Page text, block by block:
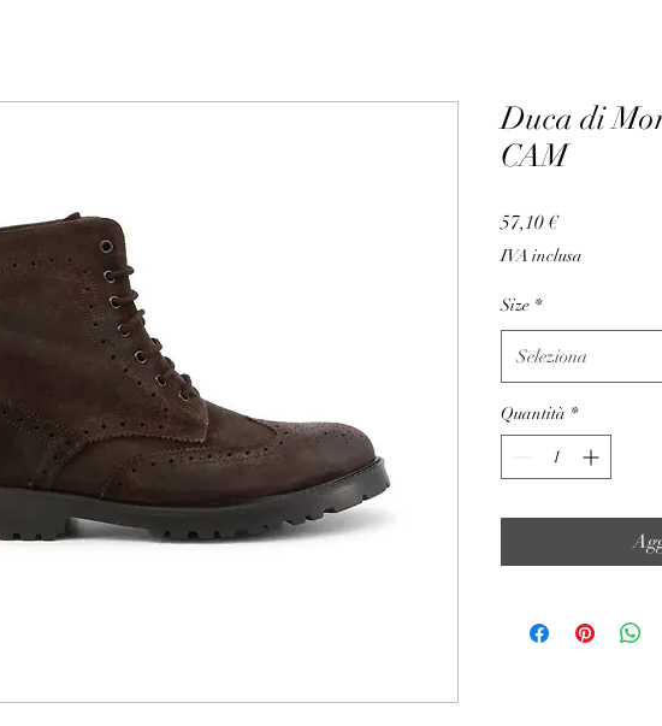
Duca di
CAM
57,10 €Prezzo
IVA inclusa
Size *
Seleziona
Quantità *